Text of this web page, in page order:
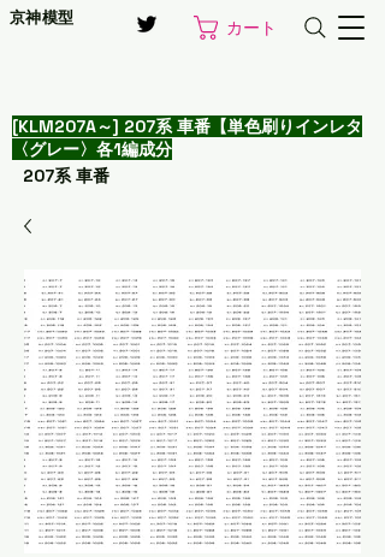
京神模型 カート
[KLM207A～] 207系 車番【単色刷りインレタ
〈グレー〉各1編成分
207系 車番